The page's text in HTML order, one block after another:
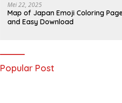
Mei 22, 2025
Map of Japan Emoji Coloring
and Easy Download
Popular Post